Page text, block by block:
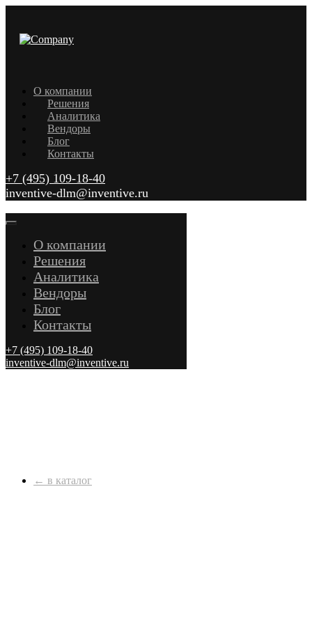
О компании
Решения
Аналитика
Вендоры
Блог
Контакты
+7 (495) 109-18-40
inventive-dlm@inventive.ru
О компании
Решения
Аналитика
Вендоры
Блог
Контакты
+7 (495) 109-18-40
inventive-dlm@inventive.ru
← в каталог